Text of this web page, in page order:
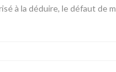
à la déduire, le défaut de